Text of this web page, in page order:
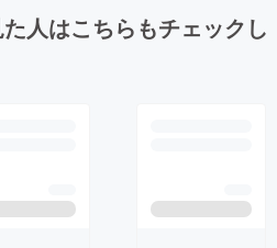
人はこちらもチェックし